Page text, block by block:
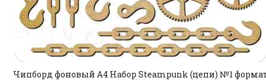
Чипборд фоновый А4 Набор Steampunk (цепи) №1